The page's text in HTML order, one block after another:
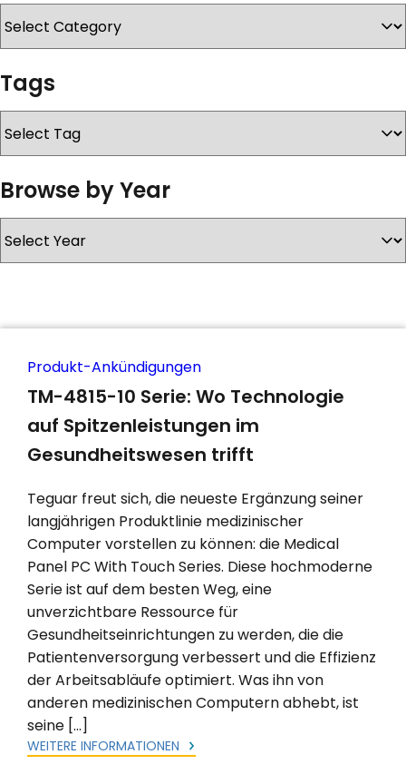
KONTAKT
Produkt-Ankündigungen
TM-4815-10 Serie: Wo Technologie
auf Spitzenleistungen im
Gesundheitswesen trifft
Teguar freut sich, die neueste Ergänzung seiner
langjährigen Produktlinie medizinischer
Computer vorstellen zu können: die Medical
Panel PC With Touch Series. Diese hochmoderne
Serie ist auf dem besten Weg, eine
unverzichtbare Ressource für
Gesundheitseinrichtungen zu werden, die die
Patientenversorgung verbessert und die Effizienz
der Arbeitsabläufe optimiert. Was ihn von
anderen medizinischen Computern abhebt, ist
seine […]
WEITERE INFORMATIONEN
Tags
Browse by Year